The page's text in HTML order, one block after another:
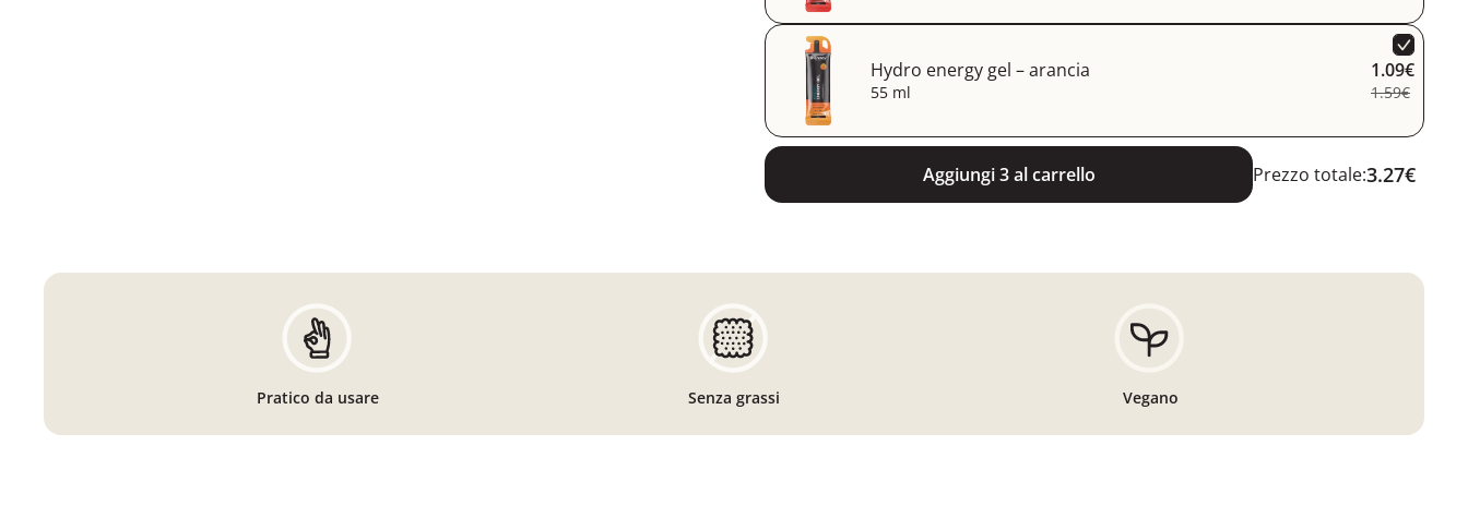
Hydro energy gel – arancia
55 ml
1.09€
1.59€
Aggiungi 3 al carrello Prezzo totale:3.27€
Pratico da usare Senza grassi Vegano